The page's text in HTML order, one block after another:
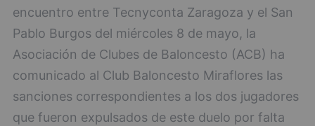
encuentro entre Tecnyconta Zaragoza y el San
Pablo Burgos del miércoles 8 de mayo, la
Asociación de Clubes de Baloncesto (ACB) ha
comunicado al Club Baloncesto Miraflores las
sanciones correspondientes a los dos jugadores
que fueron expulsados de este duelo por falta